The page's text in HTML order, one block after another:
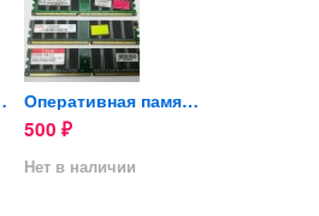
Mb 3.5 Оперативная память DDR1 1Gb...
500 ₽
Нет в наличии